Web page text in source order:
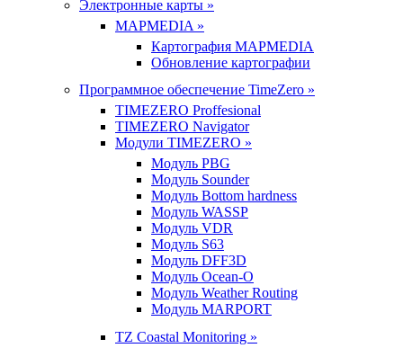
Электронные карты »
MAPMEDIA »
Картография MAPMEDIA
Обновление картографии
Программное обеспечение TimeZero »
TIMEZERO Proffesional
TIMEZERO Navigator
Модули TIMEZERO »
Модуль PBG
Модуль Sounder
Модуль Bottom hardness
Модуль WASSP
Модуль VDR
Модуль S63
Модуль DFF3D
Модуль Ocean-O
Модуль Weather Routing
Модуль MARPORT
TZ Coastal Monitoring »